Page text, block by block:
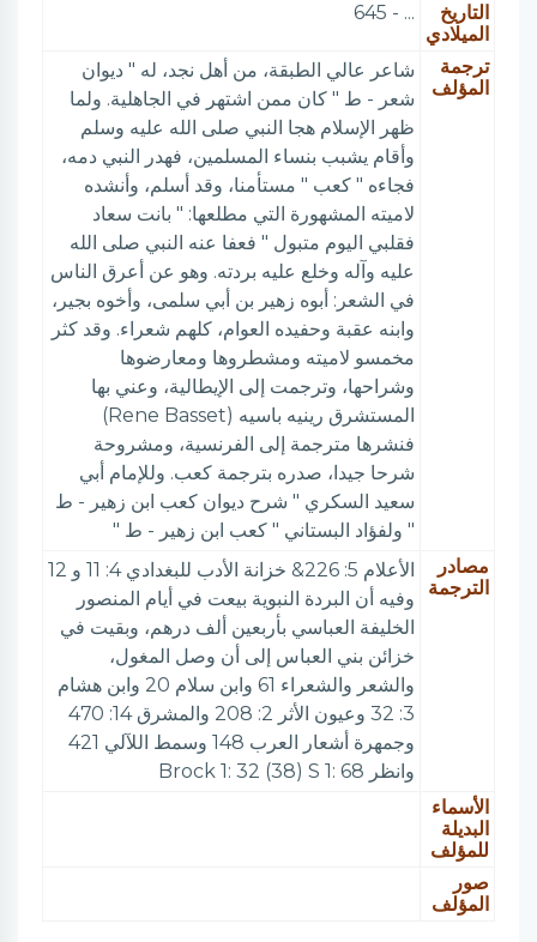
التاريخ
الميلادي
... - 645
ترجمة
المؤلف
شاعر عالي الطبقة، من أهل نجد، له " ديوان
شعر - ط " كان ممن اشتهر في الجاهلية. ولما
ظهر الإسلام هجا النبي صلى الله عليه وسلم
وأقام يشبب بنساء المسلمين، فهدر النبي دمه،
فجاءه " كعب " مستأمنا، وقد أسلم، وأنشده
لاميته المشهورة التي مطلعها: " بانت سعاد
فقلبي اليوم متبول " فعفا عنه النبي صلى الله
عليه وآله وخلع عليه بردته. وهو عن أعرق الناس
في الشعر: أبوه زهير بن أبي سلمى، وأخوه بجير،
وابنه عقبة وحفيده العوام، كلهم شعراء. وقد كثر
مخمسو لاميته ومشطروها ومعارضوها
وشراحها، وترجمت إلى الإيطالية، وعني بها
المستشرق رينيه باسيه (Rene Basset)
فنشرها مترجمة إلى الفرنسية، ومشروحة
شرحا جيدا، صدره بترجمة كعب. وللإمام أبي
سعيد السكري " شرح ديوان كعب ابن زهير - ط
" ولفؤاد البستاني " كعب ابن زهير - ط "
مصادر
الترجمة
الأعلام 5: 226& خزانة الأدب للبغدادي 4: 11 و 12
وفيه أن البردة النبوية بيعت في أيام المنصور
الخليفة العباسي بأربعين ألف درهم، وبقيت في
خزائن بني العباس إلى أن وصل المغول،
والشعر والشعراء 61 وابن سلام 20 وابن هشام
3: 32 وعيون الأثر 2: 208 والمشرق 14: 470
وجمهرة أشعار العرب 148 وسمط اللآلي 421
وانظر Brock 1: 32 (38) S 1: 68
الأسماء
البديلة
للمؤلف
صور
المؤلف